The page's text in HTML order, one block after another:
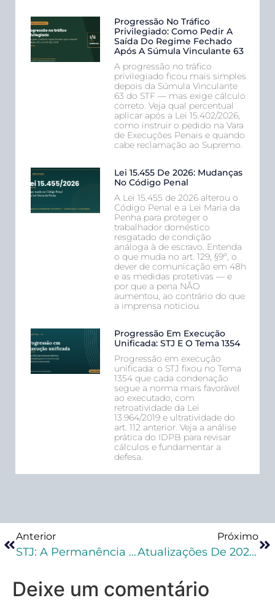
Progressão No Tráfico
Privilegiado: Como Pedir A
Saída Do Regime Fechado
Após A Súmula Vinculante 63
A progressão no tráfico
privilegiado ficou mais simples
depois da Súmula Vinculante
63 do STF — mas exige cálculo
correto. Veja qual percentual
aplicar após a Lei 15.402/2026,
como instruir o pedido na Vara
de Execuções Penais e quando
cabe reclamação ao Supremo.
Lei 15.455 De 2026: Mudanças
No Código Penal
A Lei 15.455 de 2026 alterou o
Código Penal e a Lei Maria da
Penha para proteger o
trabalhador doméstico
resgatado de condição
análoga à de escravo. Entenda
o que muda no art. 129, §9º, o
dever de comunicação em 48h
e as medidas protetivas — e
por que a pena NÃO
aumentou, ao contrário do que
a imprensa noticiou.
Progressão Em Execução
Unificada: STJ E O Tema 1354
Progressão em execução
unificada: o STJ fixou no Tema
1354 que cada condenação
segue a norma mais favorável
ao executado, com
retroatividade da Lei
13.964/2019 e ultratividade do
art. 112 anterior. Veja a análise
prática do IDPB para revisar
cálculos e fundamentar a
defesa.
Anterior
STJ: A Permanência Do Paciente Em Lugar Incerto E Não Sabido Justifica A Decretação Da Prisão
Próximo
Atualizações De 2022 Em Execução Penal: O Que Mudou Em Execução Penal Em 2022
Deixe um comentário